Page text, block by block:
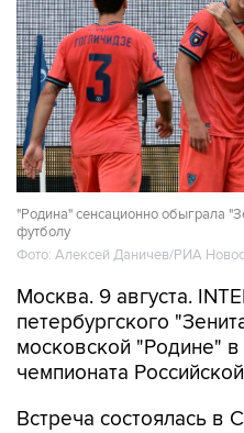
"Родина" сенсационно обыграла
футболу
Фото: Алексей Даничев/РИА
Москва. 9 августа.
петербургского
московской "Родине" в
чемпионата
Встреча состоялась в